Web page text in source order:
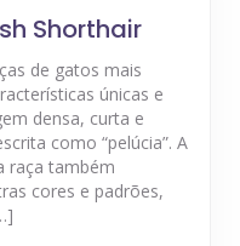
Shorthair
de gatos mais
únicas e
densa, curta e
como “pelúcia”. A
raça também
cores e padrões,